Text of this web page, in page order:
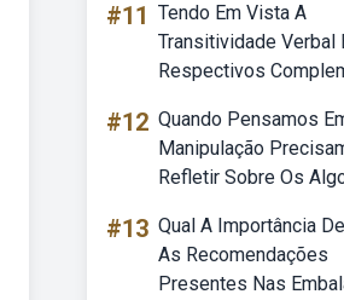
#11 Tendo Em Vista A
Transitividade Verbal
Respectivos
#12 Quando Pensamos
Manipulação
Refletir Sobre Os
#13 Qual A Importância
As Recomendações
Presentes Nas